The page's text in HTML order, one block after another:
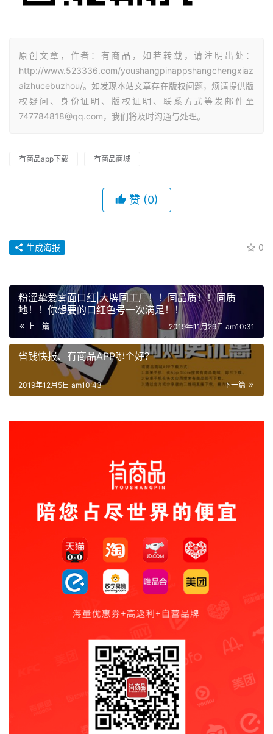
原创文章，作者：有商品，如若转载，请注明出处：
http://www.523336.com/youshangpinappshangchengxiaz
aizhucebuzhou/。如发现本站文章存在版权问题，烦请提供版
权疑问、身份证明、版权证明、联系方式等发邮件至
747784818@qq.com，我们将及时沟通与处理。
有商品app下载 有商品商城
赞 (0)
0
生成海报
粉涩挚爱雾面口红|大牌同工厂！！同品质！！同质
地！！你想要的口红色号一次满足！！
上一篇 2019年11月29日 am10:31
省钱快报、有商品APP哪个好？
下一篇
2019年12月5日 am10:43